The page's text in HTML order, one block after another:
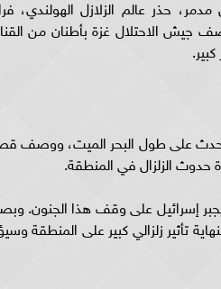
حذر عالم الزلازل الهولندي،
الاحتلال غزة بأطنان من
سيحدث على طول البحر الميت،
حدوث الزلزال في المنطقة.
إسرائيل على وقف هذا الجنون.
تأثير زلزالي كبير على المنطقة